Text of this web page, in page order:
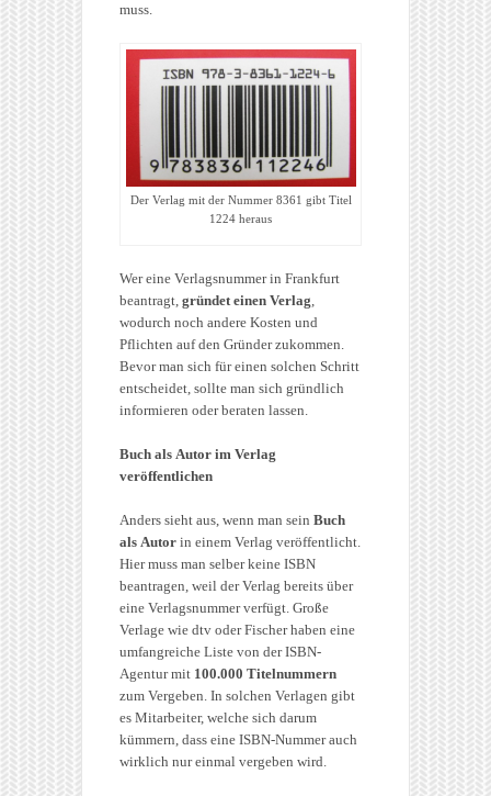
muss.
Der Verlag mit der Nummer 8361 gibt Titel
1224 heraus
Wer eine Verlagsnummer in Frankfurt
beantragt, gründet einen Verlag,
wodurch noch andere Kosten und
Pflichten auf den Gründer zukommen.
Bevor man sich für einen solchen Schritt
entscheidet, sollte man sich gründlich
informieren oder beraten lassen.
Buch als Autor im Verlag
veröffentlichen
Anders sieht aus, wenn man sein Buch
als Autor in einem Verlag veröffentlicht.
Hier muss man selber keine ISBN
beantragen, weil der Verlag bereits über
eine Verlagsnummer verfügt. Große
Verlage wie dtv oder Fischer haben eine
umfangreiche Liste von der ISBN-
Agentur mit 100.000 Titelnummern
zum Vergeben. In solchen Verlagen gibt
es Mitarbeiter, welche sich darum
kümmern, dass eine ISBN-Nummer auch
wirklich nur einmal vergeben wird.